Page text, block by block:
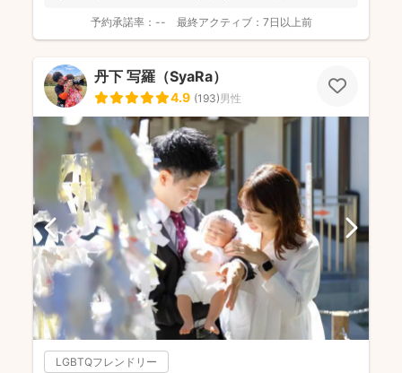
予約承諾率： -- 最終アクティブ： 7日以上前
丹下 写羅（SyaRa）
4.9 (193)男性
LGBTQフレンドリー